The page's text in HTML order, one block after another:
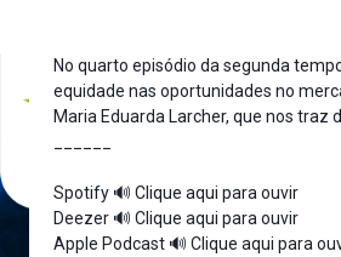
No quarto episódio da segunda
equidade nas oportunidades no
Maria Eduarda Larcher, que nos
Spotify 🔊Clique aqui para ouvir
Deezer 🔊Clique aqui para ouvir
Apple Podcast 🔊Clique aqui para